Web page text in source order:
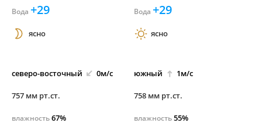
Вода +29
ясно
северо-восточный 0м/с
757 мм рт.ст.
влажность67%
Вода +29
ясно
южный 1м/с
758 мм рт.ст.
влажность55%